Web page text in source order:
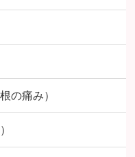
の痛み）